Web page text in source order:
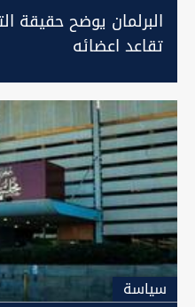
البرلمان يوضح حقيقة
تقاعد اعضائه
سیاسة